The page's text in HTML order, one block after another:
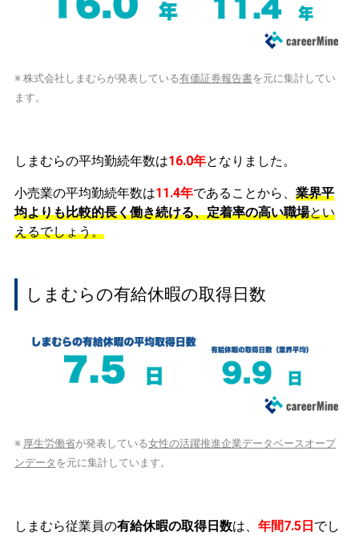
※ 株式会社しまむらが発表している有価証券報告書を元に集計してい
ます。
しまむらの平均勤続年数は16.0年となりました。
小売業の平均勤続年数は11.4年であることから、 業界平
均よりも比較的長く働き続ける、定着率の高い職場とい
えるでしょう。
しまむらの有給休暇の取得日数
※ 厚生労働省が発表している女性の活躍推進企業データベースオープ
ンデータ を元に集計しています。
しまむら従業員の有給休暇の取得日数は、 年間7.5日でし